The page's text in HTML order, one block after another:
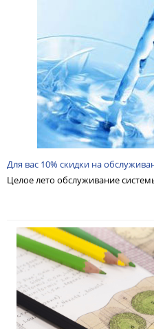
Для вас 10% скидки на
Целое лето обслуживание